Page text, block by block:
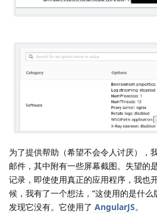
为了提供帮助（希望不会令人讨厌），
邮件，其中附有一些屏幕截图。失望的
记录，即使使用真正的应用程序，我也
候，我有了一个想法，“这使用的是什么
发现它没有。它使用了 AngularJS。